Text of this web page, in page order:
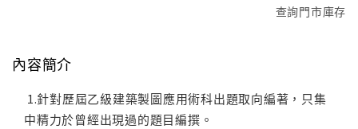
查詢門市庫存
內容簡介
1.針對歷屆乙級建築製圖應用術科出題取向編著，只集
中精力於曾經出現過的題目編撰。